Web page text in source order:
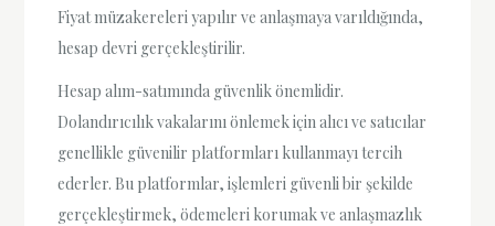
Fiyat müzakereleri yapılır ve anlaşmaya varıldığında,
hesap devri gerçekleştirilir.
Hesap alım-satımında güvenlik önemlidir.
Dolandırıcılık vakalarını önlemek için alıcı ve satıcılar
genellikle güvenilir platformları kullanmayı tercih
ederler. Bu platformlar, işlemleri güvenli bir şekilde
gerçekleştirmek, ödemeleri korumak ve anlaşmazlık